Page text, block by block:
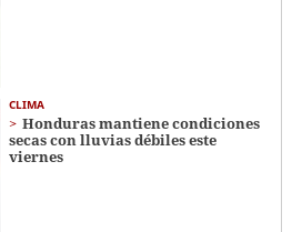
CLIMA
Honduras mantiene condiciones
secas con lluvias débiles este
viernes